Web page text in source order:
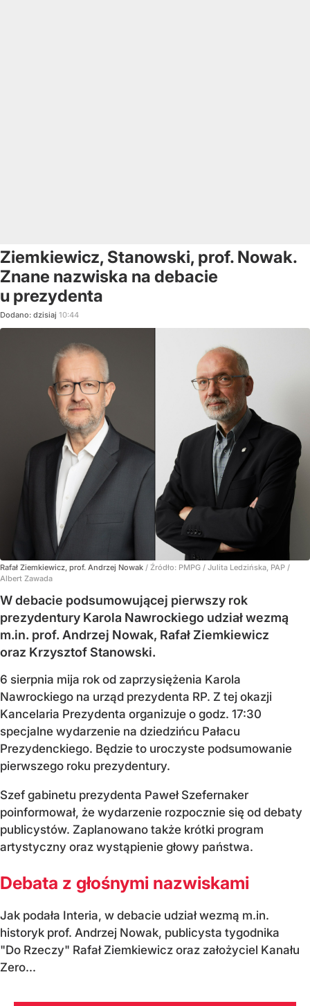
Ziemkiewicz, Stanowski, prof. Nowak.
Znane nazwiska na debacie
u prezydenta
Dodano: dzisiaj 10:44
Rafał Ziemkiewicz, prof. Andrzej Nowak / Źródło: PMPG / Julita Ledzińska, PAP /
Albert Zawada
W debacie podsumowującej pierwszy rok
prezydentury Karola Nawrockiego udział wezmą
m.in. prof. Andrzej Nowak, Rafał Ziemkiewicz
oraz Krzysztof Stanowski.
6 sierpnia mija rok od zaprzysiężenia Karola
Nawrockiego na urząd prezydenta RP. Z tej okazji
Kancelaria Prezydenta organizuje o godz. 17:30
specjalne wydarzenie na dziedzińcu Pałacu
Prezydenckiego. Będzie to uroczyste podsumowanie
pierwszego roku prezydentury.
Szef gabinetu prezydenta Paweł Szefernaker
poinformował, że wydarzenie rozpocznie się od debaty
publicystów. Zaplanowano także krótki program
artystyczny oraz wystąpienie głowy państwa.
Debata z głośnymi nazwiskami
Jak podała Interia, w debacie udział wezmą m.in.
historyk prof. Andrzej Nowak, publicysta tygodnika
"Do Rzeczy" Rafał Ziemkiewicz oraz założyciel Kanału
Zero...